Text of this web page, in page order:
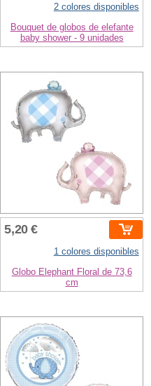
2 colores disponibles
Bouquet de globos de elefante
baby shower - 9 unidades
5,20 €
1 colores disponibles
Globo Elephant Floral de 73,6
cm